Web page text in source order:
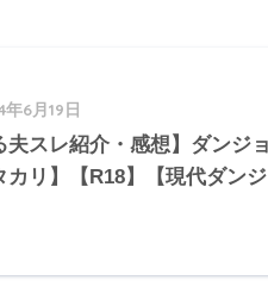
年6月19日
夫スレ紹介・感想】ダンジ
カリ】【R18】【現代ダン